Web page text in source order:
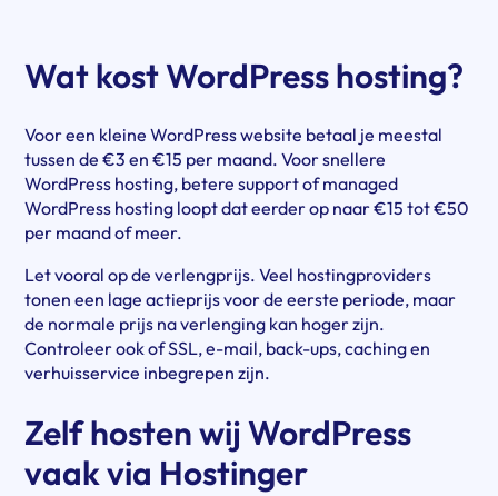
Wat kost WordPress hosting?
Voor een kleine WordPress website betaal je meestal
tussen de €3 en €15 per maand. Voor snellere
WordPress hosting, betere support of managed
WordPress hosting loopt dat eerder op naar €15 tot €50
per maand of meer.
Let vooral op de verlengprijs. Veel hostingproviders
tonen een lage actieprijs voor de eerste periode, maar
de normale prijs na verlenging kan hoger zijn.
Controleer ook of SSL, e-mail, back-ups, caching en
verhuisservice inbegrepen zijn.
Zelf hosten wij WordPress
vaak via Hostinger